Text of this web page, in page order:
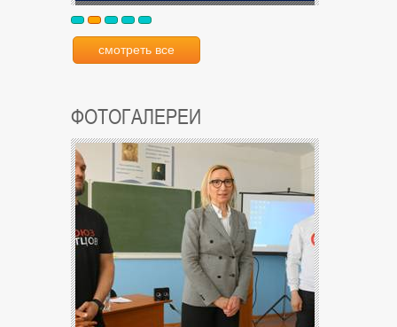
смотреть все
ФОТОГАЛЕРЕИ